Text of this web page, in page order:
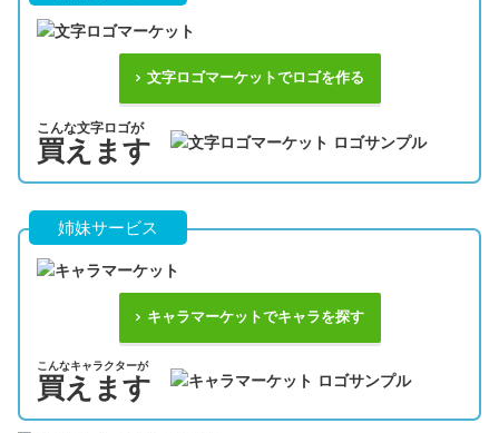
文字ロゴマーケットでロゴを作る
こんな文字ロゴが
買えます
姉妹サービス
キャラマーケットでキャラを探す
こんなキャラクターが
買えます